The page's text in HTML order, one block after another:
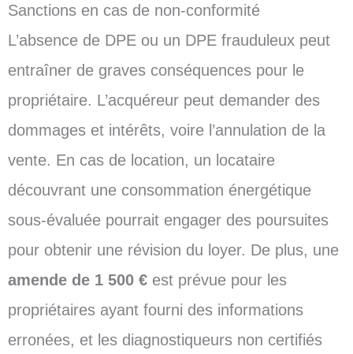
Sanctions en cas de non-conformité
L’absence de DPE ou un DPE frauduleux peut
entraîner de graves conséquences pour le
propriétaire. L’acquéreur peut demander des
dommages et intérêts, voire l’annulation de la
vente. En cas de location, un locataire
découvrant une consommation énergétique
sous-évaluée pourrait engager des poursuites
pour obtenir une révision du loyer. De plus, une
amende de 1 500 € est prévue pour les
propriétaires ayant fourni des informations
erronées, et les diagnostiqueurs non certifiés